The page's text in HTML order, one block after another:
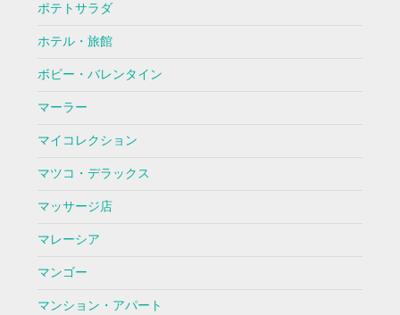
ポテトサラダ
ホテル・旅館
ボビー・バレンタイン
マーラー
マイコレクション
マツコ・デラックス
マッサージ店
マレーシア
マンゴー
マンション・アパート